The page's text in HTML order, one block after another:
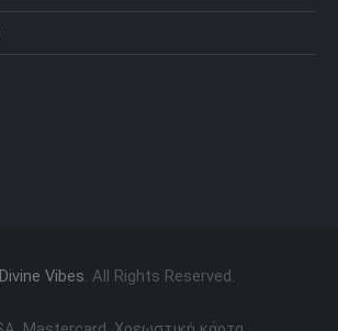
Divine Vibes. All Rights Reserved.